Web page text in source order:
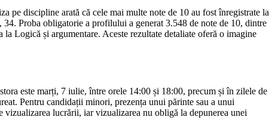
pe discipline arată că cele mai multe note de 10 au fost înregistrate la
Proba obligatorie a profilului a generat 3.548 de note de 10, dintre
Logică și argumentare. Aceste rezultate detaliate oferă o imagine
este marți, 7 iulie, între orele 14:00 și 18:00, precum și în zilele de
Pentru candidații minori, prezența unui părinte sau a unui
vizualizarea lucrării, iar vizualizarea nu obligă la depunerea unei